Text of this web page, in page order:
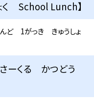
く School Lunch】
ど 1がっき きゅうしょ
さーくる かつどう